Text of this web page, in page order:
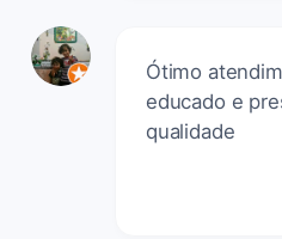
Ótimo
educado e
qualidade